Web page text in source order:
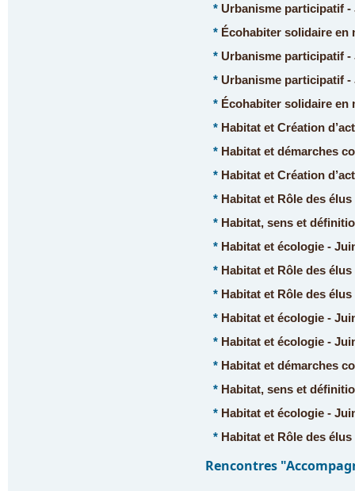
* Urbanisme participatif -
* Écohabiter solidaire en
* Urbanisme participatif -
* Urbanisme participatif -
* Écohabiter solidaire en
* Habitat et Création
* Habitat et démarches
* Habitat et Création
* Habitat et Rôle des élus
* Habitat, sens et
* Habitat et écologie -
* Habitat et Rôle des élus
* Habitat et Rôle des élus
* Habitat et écologie -
* Habitat et écologie -
* Habitat et démarches
* Habitat, sens et
* Habitat et écologie -
* Habitat et Rôle des élus
Rencontres